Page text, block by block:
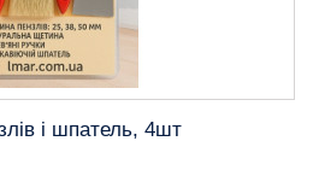
і шпатель, 4шт